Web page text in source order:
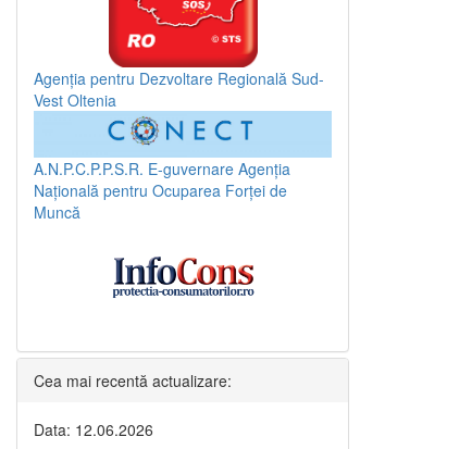
Agenția pentru Dezvoltare Regională Sud-
Vest Oltenia
A.N.P.C.P.P.S.R. E-guvernare Agenția
Națională pentru Ocuparea Forței de
Muncă
Cea mai recentă actualizare:
Data: 12.06.2026